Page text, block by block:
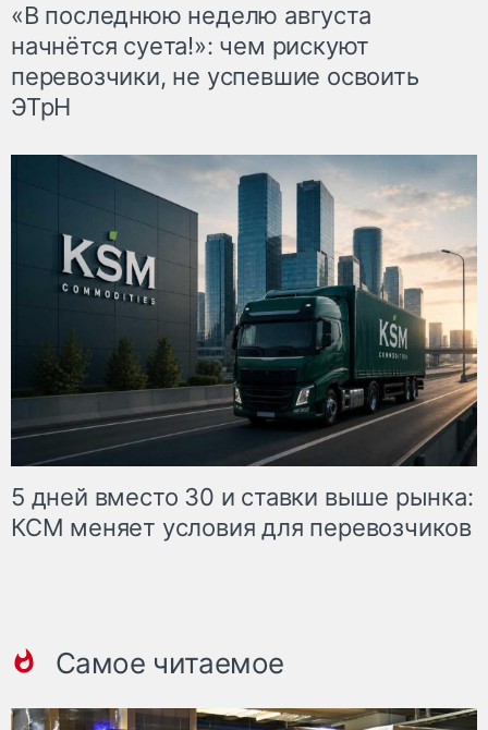
«В последнюю неделю августа
начнётся суета!»: чем рискуют
перевозчики, не успевшие освоить
ЭТрН
5 дней вместо 30 и ставки выше рынка:
КСМ меняет условия для перевозчиков
Самое читаемое